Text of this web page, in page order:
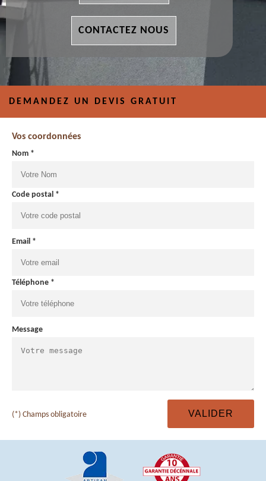
CONTACTEZ NOUS
DEMANDEZ UN DEVIS GRATUIT
Vos coordonnées
Nom *
Code postal *
Email *
Téléphone *
Message
(*) Champs obligatoire